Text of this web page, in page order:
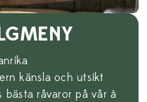
känsla och utsikt
bästa råvaror på vår à